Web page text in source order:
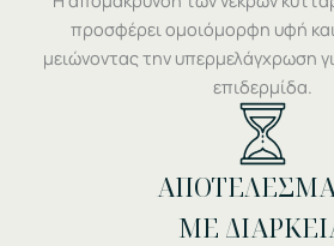
προσφέρει ομοιόμορφη υφή
μειώνοντας την υπερμελάγχρωση
επιδερμίδα.
ΜΕ